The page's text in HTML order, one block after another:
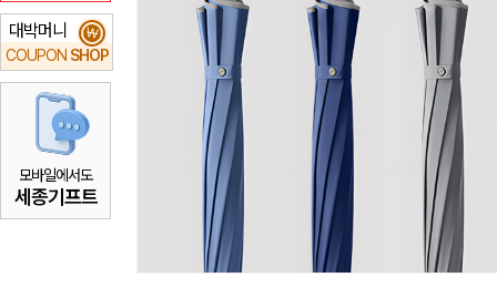
대박머니
COUPON SHOP
₩
모바일에서도
세종기프트